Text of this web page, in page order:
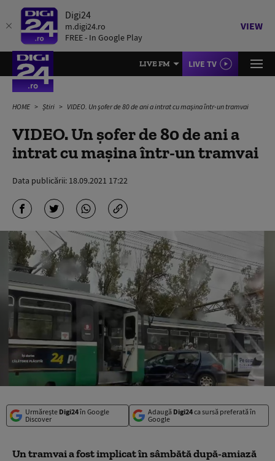
Digi24
m.digi24.ro
FREE - In Google Play
VIEW
LIVE FM LIVE TV
HOME Știri VIDEO. Un șofer de 80 de ani a intrat cu mașina într-un tramvai
VIDEO. Un șofer de 80 de ani a
intrat cu mașina într-un tramvai
Data publicării: 18.09.2021 17:22
Urmărește Digi24în Google
Discover
Adaugă Digi24ca sursă preferată în
Google
Un tramvai a fost implicat în sâmbătă după-amiază